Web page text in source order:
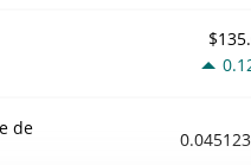
de